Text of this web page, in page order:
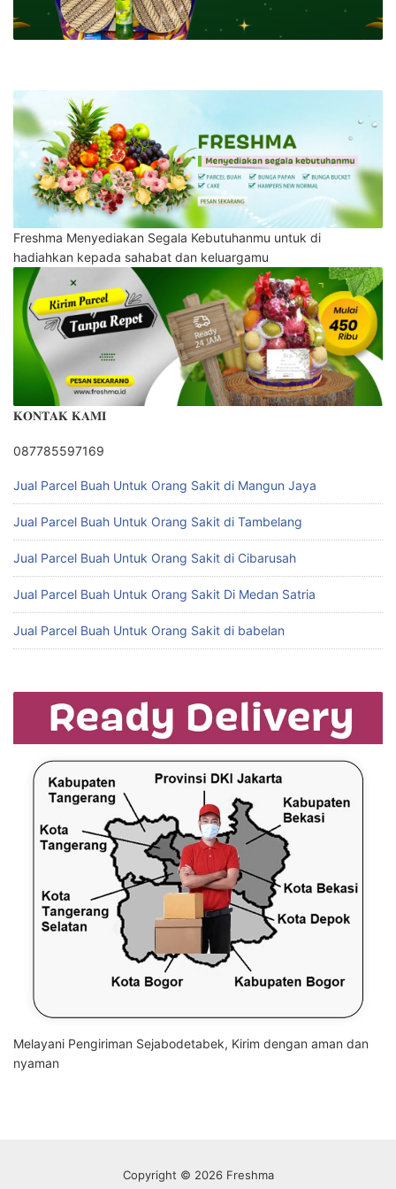
Freshma Menyediakan Segala Kebutuhanmu untuk di
hadiahkan kepada sahabat dan keluargamu
𝐊𝐎𝐍𝐓𝐀𝐊 𝐊𝐀𝐌𝐈
087785597169
Jual Parcel Buah Untuk Orang Sakit di Mangun Jaya
Jual Parcel Buah Untuk Orang Sakit di Tambelang
Jual Parcel Buah Untuk Orang Sakit di Cibarusah
Jual Parcel Buah Untuk Orang Sakit Di Medan Satria
Jual Parcel Buah Untuk Orang Sakit di babelan
Melayani Pengiriman Sejabodetabek, Kirim dengan aman dan
nyaman
Copyright © 2026 Freshma